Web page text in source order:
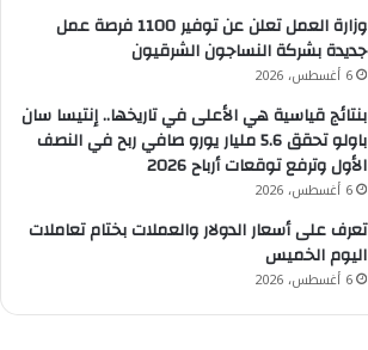
وزارة العمل تعلن عن توفير 1100 فرصة عمل
جديدة بشركة النساجون الشرقيون
6 أغسطس، 2026
بنتائج قياسية هي الأعلى في تاريخها.. إنتيسا سان
باولو تحقق 5.6 مليار يورو صافي ربح في النصف
الأول وترفع توقعات أرباح 2026
6 أغسطس، 2026
تعرف على أسعار الدولار والعملات بختام تعاملات
اليوم الخميس
6 أغسطس، 2026